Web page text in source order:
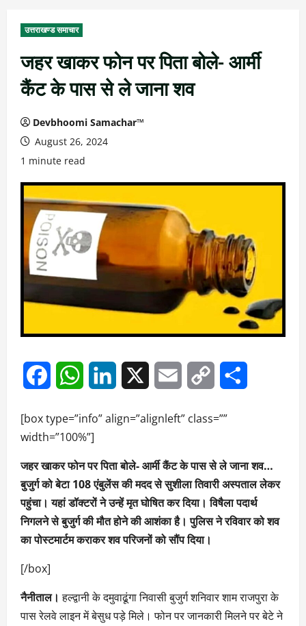
उत्तराखण्ड समाचार
जहर खाकर फोन पर पिता बोले- आर्मी
कैंट के पास से ले जाना शव
Devbhoomi Samachar™
August 26, 2024
1 minute read
FacebookWhatsAppLinkedIn Email
Copy
[box type=”info” align=”alignleft” class=””
width=”100%”]
जहर खाकर फोन पर पिता बोले- आर्मी कैंट के पास से ले जाना शव…
बुजुर्ग को बेटा 108 एंबुलेंस की मदद से सुशीला तिवारी अस्पताल लेकर
पहुंचा। यहां डॉक्टरों ने उन्हें मृत घोषित कर दिया। विषैला पदार्थ
निगलने से बुजुर्ग की मौत होने की आशंका है। पुलिस ने रविवार को शव
का पोस्टमार्टम कराकर शव परिजनों को सौंप दिया।
[/box]
नैनीताल।हल्द्वानी के दमुवाढूंगा निवासी बुजुर्ग शनिवार शाम राजपुरा के
पास रेलवे लाइन में बेसुध पड़े मिले। फोन पर जानकारी मिलने पर बेटे ने